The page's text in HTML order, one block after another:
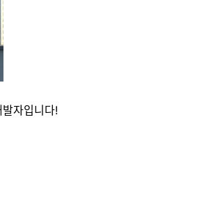
자입니다!